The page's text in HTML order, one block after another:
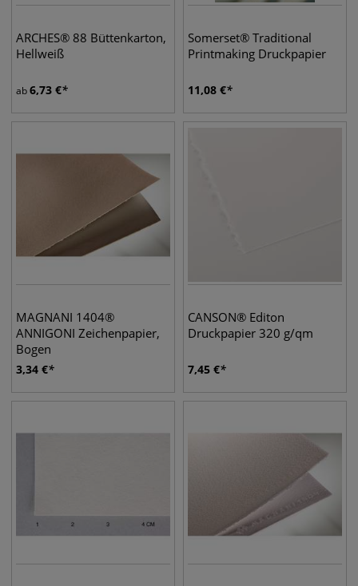
ARCHES® 88 Büttenkarton,
Hellweiß
ab6,73 €
Somerset® Traditional
Printmaking Druckpapier
11,08 €
MAGNANI 1404®
ANNIGONI Zeichenpapier,
Bogen
3,34 €
CANSON® Editon
Druckpapier 320 g/qm
7,45 €